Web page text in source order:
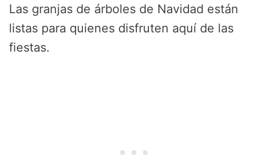
Las granjas de árboles de Navidad están
listas para quienes disfruten aquí de las
fiestas.